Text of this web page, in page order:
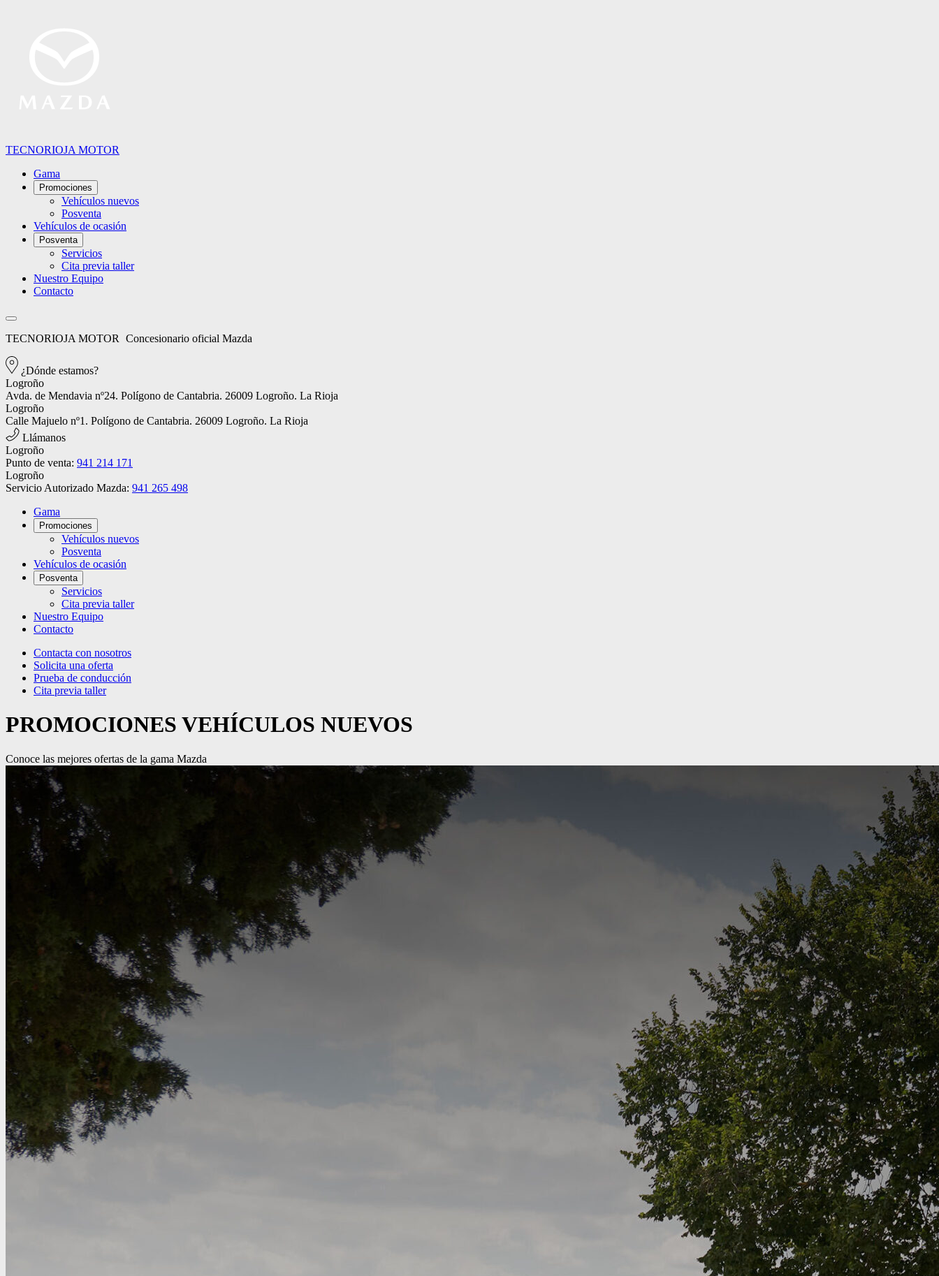
TECNORIOJA MOTOR
Gama
Promociones
Vehículos nuevos
Posventa
Vehículos de ocasión
Posventa
Servicios
Cita previa taller
Nuestro Equipo
Contacto
TECNORIOJA MOTOR Concesionario oficial Mazda
¿Dónde estamos?
Logroño
Avda. de Mendavia nº24. Polígono de Cantabria. 26009 Logroño. La Rioja
Logroño
Calle Majuelo nº1. Polígono de Cantabria. 26009 Logroño. La Rioja
Llámanos
Logroño
Punto de venta: 941 214 171
Logroño
Servicio Autorizado Mazda: 941 265 498
Gama
Promociones
Vehículos nuevos
Posventa
Vehículos de ocasión
Posventa
Servicios
Cita previa taller
Nuestro Equipo
Contacto
Contacta con nosotros
Solicita una oferta
Prueba de conducción
Cita previa taller
PROMOCIONES VEHÍCULOS NUEVOS
Conoce las mejores ofertas de la gama Mazda